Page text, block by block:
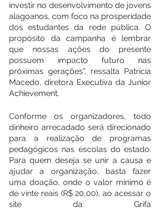
investir no desenvolvimento de jovens
alagoanos, com foco na prosperidade
dos estudantes da rede pública. O
propósito da campanha é lembrar
que nossas ações do presente
possuem impacto futuro nas
próximas gerações”, ressalta Patrícia
Macedo, diretora Executiva da Junior
Achievement.
Conforme os organizadores, todo
dinheiro arrecadado será direcionado
para a realização de programas
pedagógicos nas escolas do estado.
Para quem deseja se unir a causa e
ajudar a organização, basta fazer
uma doação, onde o valor mínimo é
de vinte reais (R$ 20,00), ao acessar o